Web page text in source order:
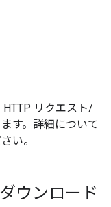
リクエスト/
す。詳細について
い。
ダウンロード